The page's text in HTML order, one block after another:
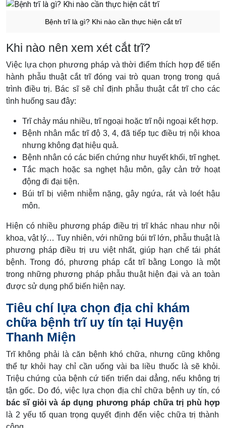
Bệnh trĩ là gì? Khi nào cần thực hiện cắt trĩ
Khi nào nên xem xét cắt trĩ?
Việc lựa chọn phương pháp và thời điểm thích hợp để tiến
hành phẫu thuật cắt trĩ đóng vai trò quan trọng trong quá
trình điều trị. Bác sĩ sẽ chỉ định phẫu thuật cắt trĩ cho các
tình huống sau đây:
Trĩ chảy máu nhiều, trĩ ngoại hoặc trĩ nội ngoại kết hợp.
Bệnh nhân mắc trĩ độ 3, 4, đã tiếp tục điều trị nội khoa
nhưng không đạt hiệu quả.
Bệnh nhân có các biến chứng như huyết khối, trĩ nghẹt.
Tắc mạch hoặc sa nghẹt hậu môn, gây cản trở hoạt
động đi đại tiện.
Búi trĩ bị viêm nhiễm nặng, gây ngứa, rát và loét hậu
môn.
Hiện có nhiều phương pháp điều trị trĩ khác nhau như nội
khoa, vật lý… Tuy nhiên, với những búi trĩ lớn, phẫu thuật là
phương pháp điều trị ưu việt nhất, giúp hạn chế tái phát
bệnh. Trong đó, phương pháp cắt trĩ bằng Longo là một
trong những phương pháp phẫu thuật hiện đại và an toàn
được sử dụng phổ biến hiện nay.
Tiêu chí lựa chọn địa chỉ khám
chữa bệnh trĩ uy tín tại Huyện
Thanh Miện
Trĩ không phải là căn bệnh khó chữa, nhưng cũng không
thể tự khỏi hay chỉ cần uống vài ba liều thuốc là sẽ khỏi.
Triệu chứng của bệnh cứ tiến triển dai dẳng, nếu không trị
tận gốc. Do đó, việc lựa chọn địa chỉ chữa bệnh uy tín, có
bác sĩ giỏi và áp dụng phương pháp chữa trị phù hợp
là 2 yếu tố quan trọng quyết định đến việc chữa trị thành